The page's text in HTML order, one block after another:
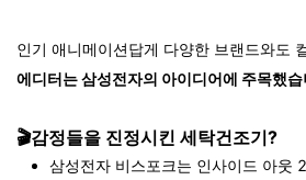
인기 애니메이션답게 다양한 브랜드와도
에디터는 삼성전자의 아이디어에 주목했
🎬감정들을 진정시킨 세탁건조기?
삼성전자 비스포크는 인사이드 아웃